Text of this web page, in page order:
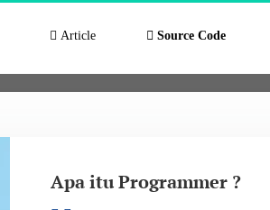
Article Source Code
Apa itu Programmer ?